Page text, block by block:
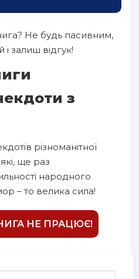
Не будь пасивним,
залиш відгук!
з
різноманітної
ще раз
народного
– то велика сила!
НЕ ПРАЦЮЄ!